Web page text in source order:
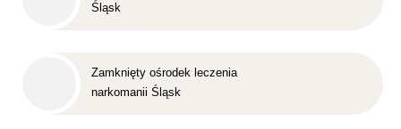
Śląsk
Zamknięty ośrodek leczenia
narkomanii Śląsk